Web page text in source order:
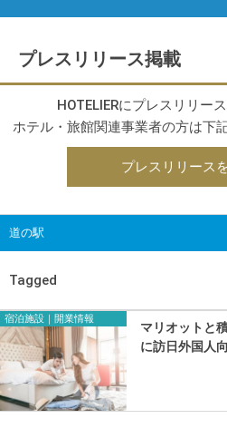
プレスリリース掲載
HOTELIERにプレスリリー
ホテル・旅館関連事業者の方は下
プレスリリース
道の駅
Tagged
宿泊施設｜開業情報
マリオットと
に訪日外国人